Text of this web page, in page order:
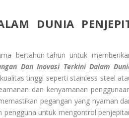
DUNIA
bertahun-tahun untuk
Dan Inovasi Terkini Dalam
tinggi seperti stainless steel
dan kenyamanan
pegangan yang nyaman
pengguna untuk mengontrol